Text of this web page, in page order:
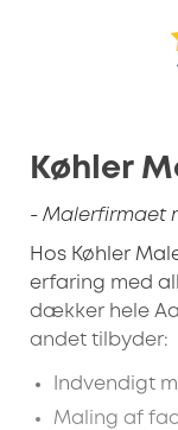
Køhler
- Malerfirmaet
Hos Køhler
erfaring med
dækker hele
andet tilbyder:
Indvendigt
Maling af